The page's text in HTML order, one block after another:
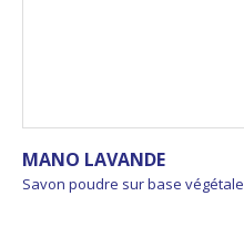
MANO LAVANDE
Savon poudre sur base végétale